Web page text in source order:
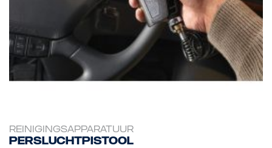
REINIGINGSAPPARATUUR
Persluchtpistool